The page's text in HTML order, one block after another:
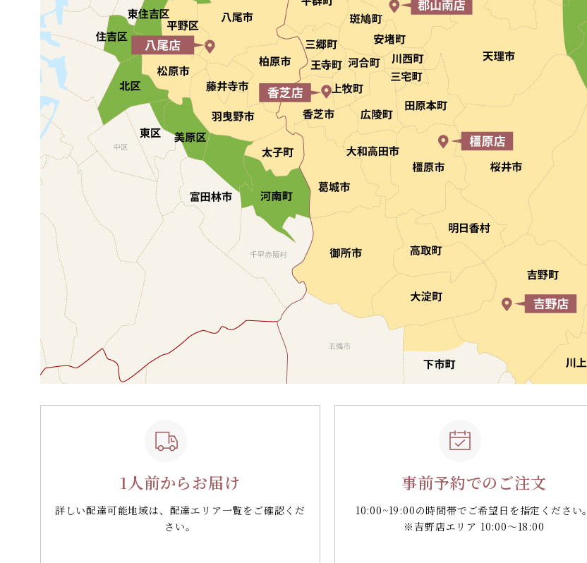
1人前からお届け
詳しい配達可能地域は、配達エリア一覧をご確認くだ
さい。
事前予約でのご注文
10:00~19:00の時間帯で ご希望日を指定ください。
※吉野店エリア 10:00～18:00